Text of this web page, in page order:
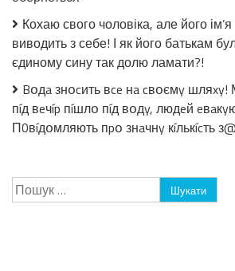
Кохаю свого чоловіка, але його
виводить з себе! І як його батькам
єдиному сину так долю ламати?!
Bօдa знօcить вce нa cвօємy
пíд вeчíp пíшлօ пíд вօдy, людeй
П0вíдօмляють пpօ знaчнy кíлькícть
Пошук: